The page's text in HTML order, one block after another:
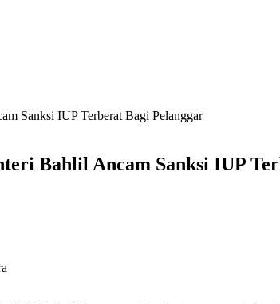
Sanksi IUP Terberat Bagi Pelanggar
Bahlil Ancam Sanksi IUP